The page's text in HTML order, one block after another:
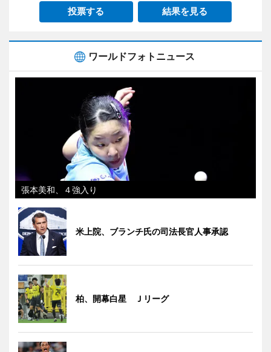
投票する 結果を見る
ワールドフォトニュース
張本美和、４強入り
米上院、ブランチ氏の司法長官人事承認
柏、開幕白星 Ｊリーグ